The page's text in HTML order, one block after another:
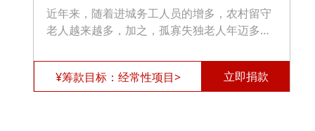
近年来，随着进城务工人员的增多，农村留守
老人越来越多，加之，孤寡失独老人年迈多
能、半失能、孤寡老人解决就医、就餐、卫生
保健问题，既是老年群体的迫切需要，也是全
¥筹款目标：经常性项目> 立即捐款